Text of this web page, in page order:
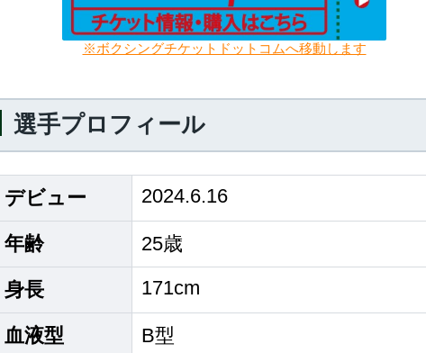
※ボクシングチケットドットコムへ移動します
選手プロフィール
デビュー 2024.6.16
年齢 25歳
身長 171cm
血液型 B型